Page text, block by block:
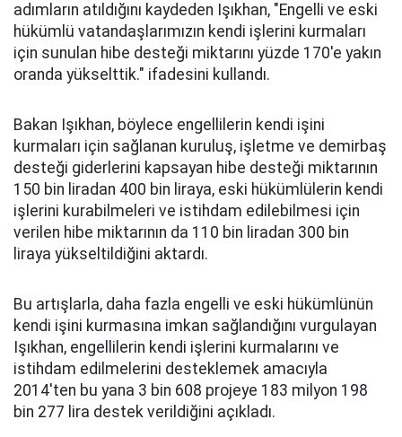
adımların atıldığını kaydeden Işıkhan, "Engelli ve eski
hükümlü vatandaşlarımızın kendi işlerini kurmaları
için sunulan hibe desteği miktarını yüzde 170'e yakın
oranda yükselttik." ifadesini kullandı.
Bakan Işıkhan, böylece engellilerin kendi işini
kurmaları için sağlanan kuruluş, işletme ve demirbaş
desteği giderlerini kapsayan hibe desteği miktarının
150 bin liradan 400 bin liraya, eski hükümlülerin kendi
işlerini kurabilmeleri ve istihdam edilebilmesi için
verilen hibe miktarının da 110 bin liradan 300 bin
liraya yükseltildiğini aktardı.
Bu artışlarla, daha fazla engelli ve eski hükümlünün
kendi işini kurmasına imkan sağlandığını vurgulayan
Işıkhan, engellilerin kendi işlerini kurmalarını ve
istihdam edilmelerini desteklemek amacıyla
2014'ten bu yana 3 bin 608 projeye 183 milyon 198
bin 277 lira destek verildiğini açıkladı.